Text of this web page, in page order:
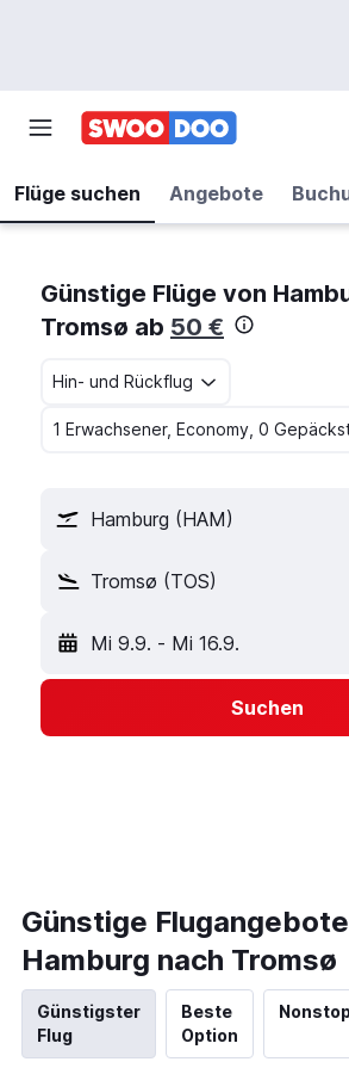
Flüge suchen Angebote
Günstige Flüge von
Tromsø ab 50 €
Hin- und Rückflug
1 Erwachsener, Economy, 0
Hamburg (HAM)
Tromsø (TOS)
Mi 9.9. - Mi 16.9.
Suchen
Günstige
Hamburg nach Tromsø
Günstigster
Flug
Beste
Option